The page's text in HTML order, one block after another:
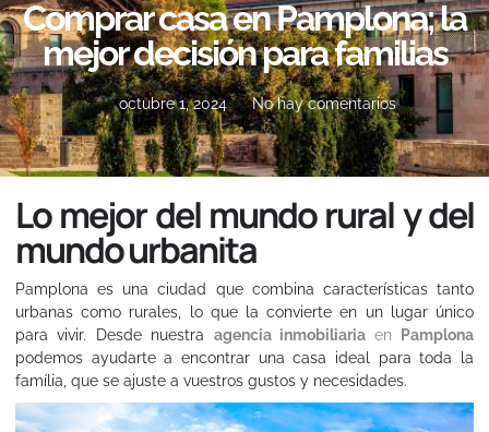
Comprar casa en Pamplona; la
mejor decisión para familias
octubre 1, 2024 No hay comentarios
Lo mejor del mundo rural y del
mundo urbanita
Pamplona es una ciudad que combina características tanto
urbanas como rurales, lo que la convierte en un lugar único
para vivir. Desde nuestra agencia inmobiliaria en
Pamplona
podemos ayudarte a encontrar una casa ideal para toda la
família, que se ajuste a vuestros gustos y necesidades.